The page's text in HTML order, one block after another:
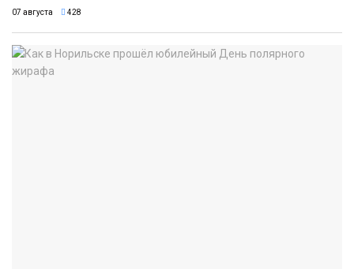
07 августа 428